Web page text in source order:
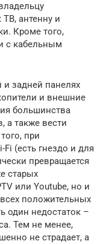
антенну и
Кроме того,
с кабельным
задней панелях
и внешние
большинства
а также вести
при
(есть гнездо и для
превращается
старых
или Youtube, но и
положительных
один недостаток –
Тем не менее,
не страдает, а